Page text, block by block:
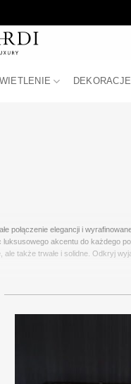
DEKORACJE
połączenie elegancji i
akcentu do każdego
także trwałe i solidne. Odkryj